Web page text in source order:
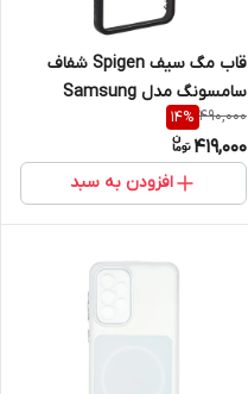
قاب مگ سیف Spigen شفاف
سامسونگ مدل Samsung
Galaxy A06
490,000
14%
419,000
افزودن به سبد